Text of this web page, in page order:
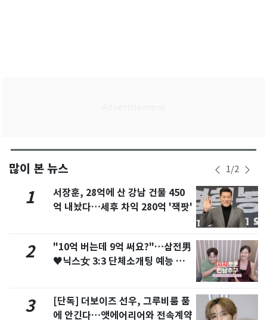
많이 본 뉴스 1/2
1
서장훈, 28억에 산 강남 건물 450
억 내놨다…세후 차익 280억 '잭팟'
2
"10억 버는데 9억 써요?"…삼전男
♥닉스女 3:3 단체소개팅 예능 화
3
[단독] 더보이즈 선우, 그루비룸 품
에 안긴다…앳에어리어와 전속계약